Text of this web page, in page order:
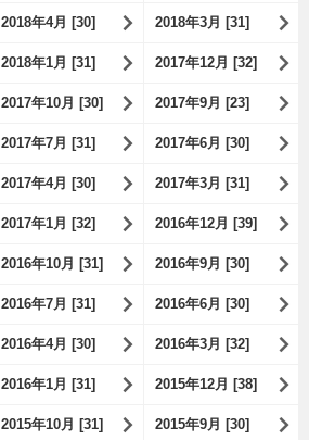
2018年4月 [30] 2018年3月 [31]
2018年1月 [31] 2017年12月 [32]
2017年10月 [30] 2017年9月 [23]
2017年7月 [31] 2017年6月 [30]
2017年4月 [30] 2017年3月 [31]
2017年1月 [32] 2016年12月 [39]
2016年10月 [31] 2016年9月 [30]
2016年7月 [31] 2016年6月 [30]
2016年4月 [30] 2016年3月 [32]
2016年1月 [31] 2015年12月 [38]
2015年10月 [31] 2015年9月 [30]